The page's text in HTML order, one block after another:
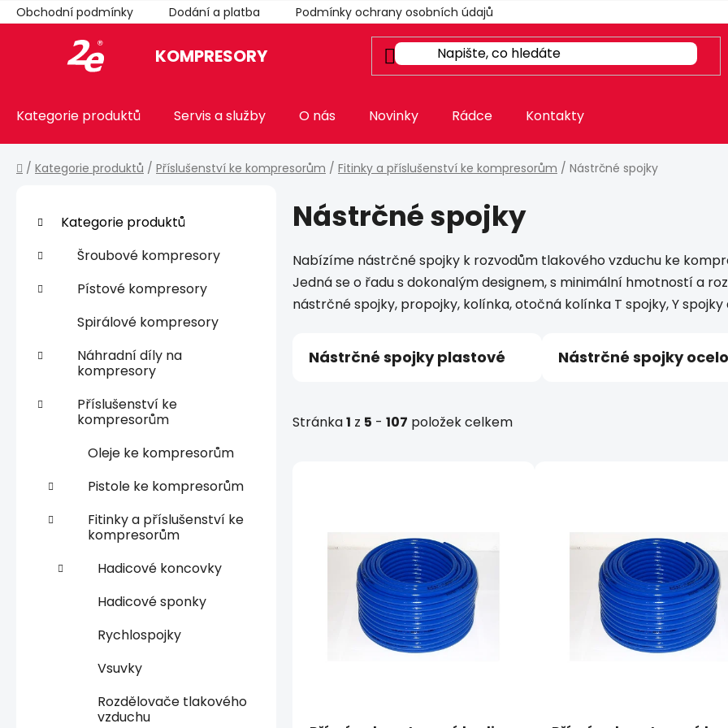
Přejít
na
Obchodní podmínky Dodání a platba Podmínky ochrany osobních údajů
KOMPRESORY
Kategorie produktů Servis a služby O nás Novinky Rádce Kontakty
Domů
/ Kategorie produktů / Příslušenství ke kompresorům / Fitinky a příslušenství ke kompresorům / Nástrčné spojky
Přeskočit
kategorie
K
a
t
e
g
e
Kategorie produktů
Šroubové kompresory
Pístové kompresory
Spirálové kompresory
Náhradní díly na
kompresory
Příslušenství ke
kompresorům
Oleje ke kompresorům
Pistole ke kompresorům
Fitinky a příslušenství ke
kompresorům
Hadicové koncovky
Hadicové sponky
Rychlospojky
Vsuvky
Rozdělovače tlakového
vzduchu
Nástrčné spojky
Nabízíme nástrčné spojky k rozvodům tlakového vzduchu ke
Jedná se o řadu s dokonalým designem, s minimální hmotností a
nástrčné spojky, propojky, kolínka, otočná kolínka T spojky, Y
Nástrčné spojky plastové Nástrčné spojky
Stránka1 z 5 - 107 položek celkem